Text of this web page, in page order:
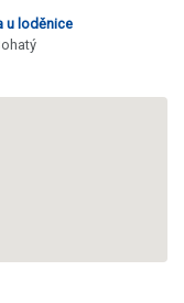
u loděnice